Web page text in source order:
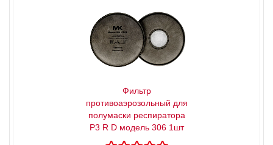
Фильтр
противоаэрозольный для
полумаски респиратора
Р3 R D модель 306 1шт